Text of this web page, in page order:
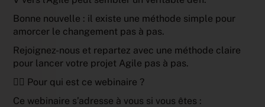
Bonne nouvelle : il existe une méthode simple pour
amorcer le changement pas à pas.
Rejoignez-nous et repartez avec une méthode claire
pour lancer votre projet Agile pas à pas.
🧑‍⚕️ Pour qui est ce webinaire ?
Ce webinaire s’adresse à vous si vous êtes :